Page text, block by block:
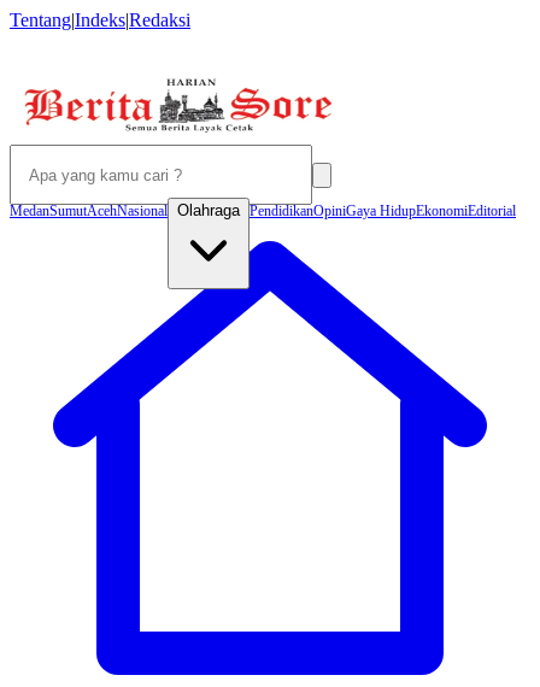
Tentang|Indeks|Redaksi
MedanSumutAcehNasional Olahraga PendidikanOpiniGaya HidupEkonomiEditorial